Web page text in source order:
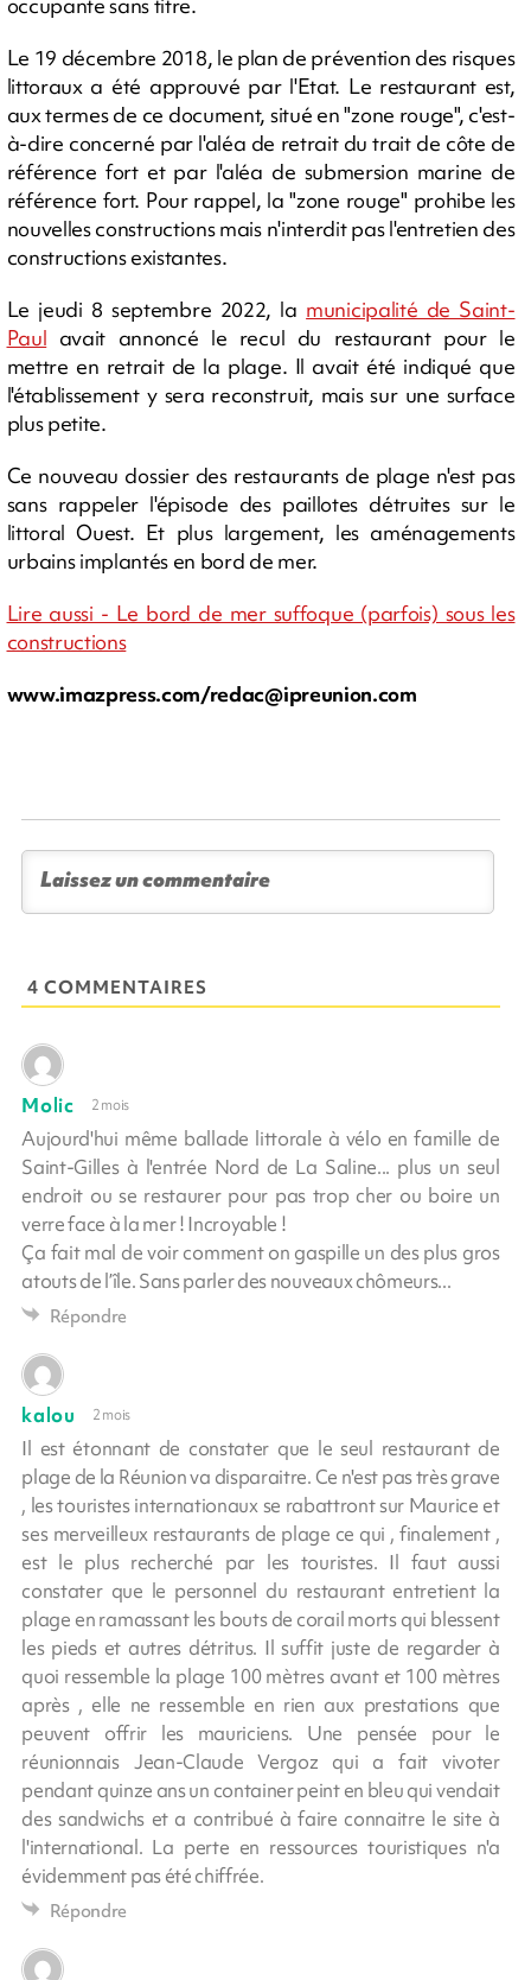
Le 19 décembre 2018, le plan de prévention des risques
littoraux a été approuvé par l'Etat. Le restaurant est,
aux termes de ce document, situé en "zone rouge", c'est-
à-dire concerné par l'aléa de retrait du trait de côte de
référence fort et par l'aléa de submersion marine de
référence fort. Pour rappel, la "zone rouge" prohibe les
nouvelles constructions mais n'interdit pas l'entretien des
constructions existantes.
Le jeudi 8 septembre 2022, la municipalité de Saint-
Paul avait annoncé le recul du restaurant pour le
mettre en retrait de la plage. Il avait été indiqué que
l'établissement y sera reconstruit, mais sur une surface
plus petite.
Ce nouveau dossier des restaurants de plage n'est pas
sans rappeler l'épisode des paillotes détruites sur le
littoral Ouest. Et plus largement, les aménagements
urbains implantés en bord de mer.
Lire aussi - Le bord de mer suffoque (parfois) sous les
constructions
www.imazpress.com/redac@ipreunion.com
4 COMMENTAIRES
Molic 2 mois
Aujourd'hui même ballade littorale à vélo en famille de
Saint-Gilles à l'entrée Nord de La Saline... plus un seul
endroit ou se restaurer pour pas trop cher ou boire un
verre face à la mer ! Incroyable !
Ça fait mal de voir comment on gaspille un des plus gros
atouts de l’île. Sans parler des nouveaux chômeurs...
Répondre
kalou 2 mois
Il est étonnant de constater que le seul restaurant de
plage de la Réunion va disparaitre. Ce n'est pas très grave
, les touristes internationaux se rabattront sur Maurice et
ses merveilleux restaurants de plage ce qui , finalement ,
est le plus recherché par les touristes. Il faut aussi
constater que le personnel du restaurant entretient la
plage en ramassant les bouts de corail morts qui blessent
les pieds et autres détritus. Il suffit juste de regarder à
quoi ressemble la plage 100 mètres avant et 100 mètres
après , elle ne ressemble en rien aux prestations que
peuvent offrir les mauriciens. Une pensée pour le
réunionnais Jean-Claude Vergoz qui a fait vivoter
pendant quinze ans un container peint en bleu qui vendait
des sandwichs et a contribué à faire connaitre le site à
l'international. La perte en ressources touristiques n'a
évidemment pas été chiffrée.
Répondre